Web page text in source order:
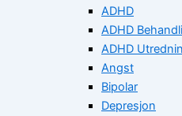
ADHD
ADHD
ADHD
Angst
Bipolar
Depresjon